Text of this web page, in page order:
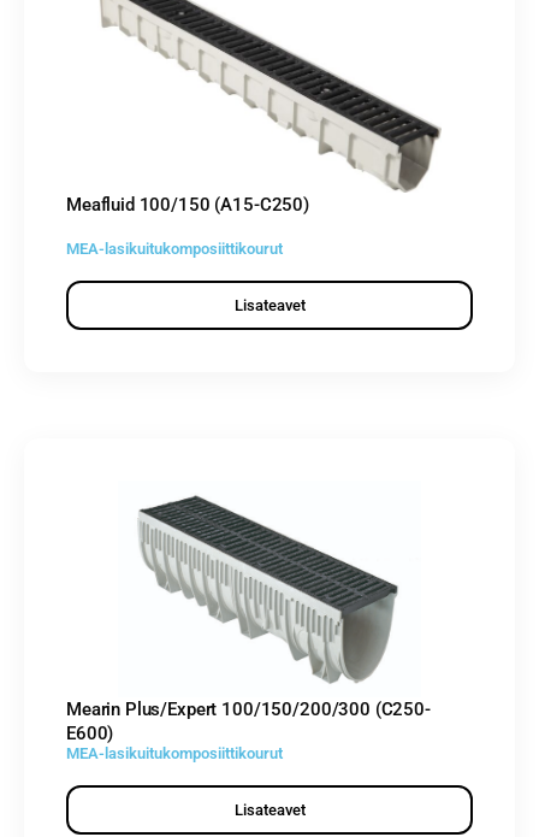
Meafluid 100/150 (A15-C250)
MEA-lasikuitukomposiittikourut
Lisateavet
Mearin Plus/Expert 100/150/200/300 (C250-
E600)
MEA-lasikuitukomposiittikourut
Lisateavet